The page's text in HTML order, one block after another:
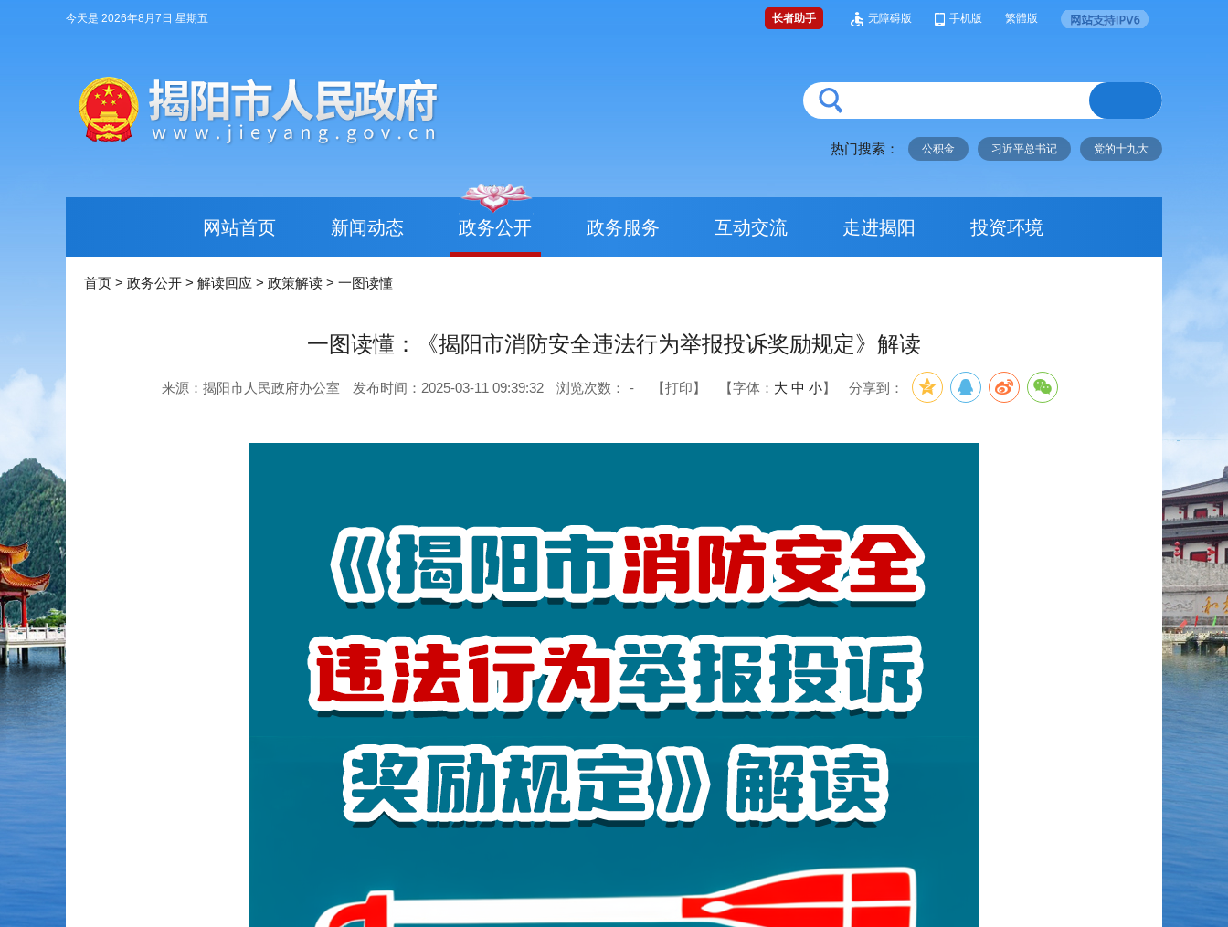
今天是 2026年8月7日 星期五 长者助手 无障碍版 手机版 繁體版
热门搜索： 公积金 习近平总书记 党的十九大
网站首页 新闻动态 政务公开 政务服务 互动交流 走进揭阳 投资环境
首页 > 政务公开 > 解读回应 > 政策解读 > 一图读懂
一图读懂：《揭阳市消防安全违法行为举报投诉奖励规定》解读
来源：揭阳市人民政府办公室 发布时间：2025-03-11 09:39:32 浏览次数： - 【打印】 【字体： 大 中 小】 分享到：